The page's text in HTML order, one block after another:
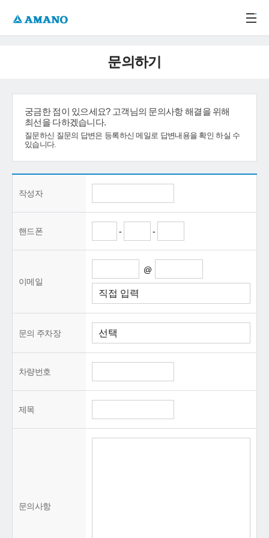
문의하기
궁금한 점이 있으세요? 고객님의 문의사항 해결을 위해
최선을 다하겠습니다.
질문하신 질문의 답변은 등록하신 메일로 답변내용을 확인 하실 수
있습니다.
작성자
핸드폰 - -
이메일
@
문의 주차장
차량번호
제목
문의사항